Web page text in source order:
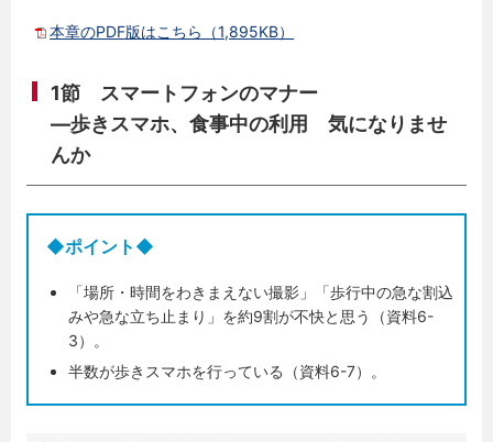
本章のPDF版はこちら（1,895KB）
1節 スマートフォンのマナー
—歩きスマホ、食事中の利用 気になりませ
んか
◆ポイント◆
「場所・時間をわきまえない撮影」「歩行中の急な割込
みや急な立ち止まり」を約9割が不快と思う（資料6-
3）。
半数が歩きスマホを行っている（資料6-7）。